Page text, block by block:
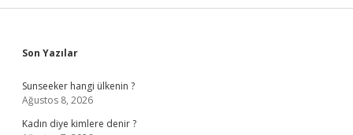
Sidebar
Son Yazılar
Sunseeker hangi ülkenin ?
Ağustos 8, 2026
Kadın diye kimlere denir ?